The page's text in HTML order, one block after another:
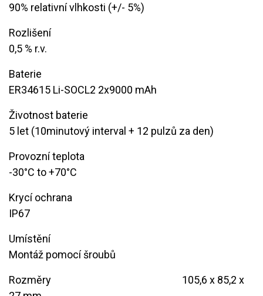
90% relativní vlhkosti (+/- 5%)
Rozlišení
0,5 % r.v.
Baterie
ER34615 Li-SOCL2 2x9000 mAh
Životnost baterie
5 let (10minutový interval + 12 pulzů za den)
Provozní teplota
​​-30°C to +70°C​
Krycí ochrana
​​​IP67
Umístění
​Montáž pomocí šroubů
Rozměry
​105,6 x 85,2 x